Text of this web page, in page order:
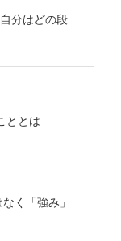
分はどの段
ととは
く「強み」